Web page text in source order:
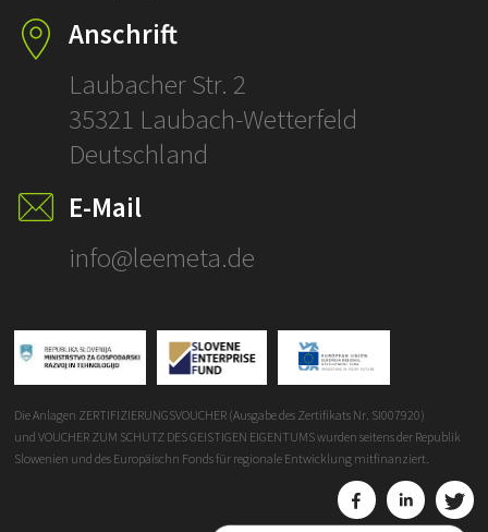
Anschrift
Laubacher Str. 2
35321 Laubach-Wetterfeld
Deutschland
E-Mail
info@leemeta.de
Die Anlagen ZERTIFIZIERUNGSVOUCHER (Ausgabe des Zertifikats Nr. SI007920)
und VOUCHER ZUM SCHUTZ DES GEISTIGEN EIGENTUMS wurden seitens der Republik
Slowenien und des Europäischn Fonds für regionale Entwicklung mitfinanziert.